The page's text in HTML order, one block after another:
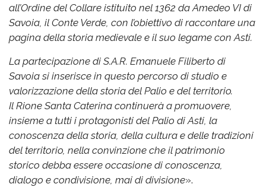
all’Ordine del Collare istituito nel 1362 da Amedeo VI di
Savoia, il Conte Verde, con l’obiettivo di raccontare una
pagina della storia medievale e il suo legame con Asti.
La partecipazione di S.A.R. Emanuele Filiberto di
Savoia si inserisce in questo percorso di studio e
valorizzazione della storia del Palio e del territorio.
Il Rione Santa Caterina continuerà a promuovere,
insieme a tutti i protagonisti del Palio di Asti, la
conoscenza della storia, della cultura e delle tradizioni
del territorio, nella convinzione che il patrimonio
storico debba essere occasione di conoscenza,
dialogo e condivisione, mai di divisione».